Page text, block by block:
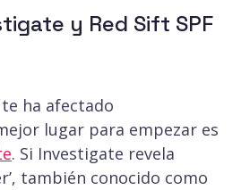
y Red Sift SPF
ha afectado
lugar para empezar es
. Si Investigate revela
también conocido como